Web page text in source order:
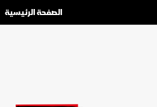
الصفحة الرئيسية